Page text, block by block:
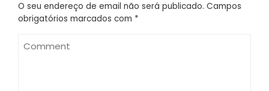
O seu endereço de email não será publicado. Campos
obrigatórios marcados com *